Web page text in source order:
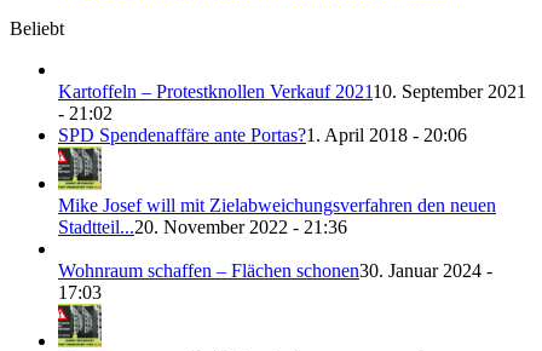
Beliebt
Kartoffeln – Protestknollen Verkauf 202110. September 2021
- 21:02
SPD Spendenaffäre ante Portas?1. April 2018 - 20:06
Mike Josef will mit Zielabweichungsverfahren den neuen
Stadtteil...20. November 2022 - 21:36
Wohnraum schaffen – Flächen schonen30. Januar 2024 -
17:03